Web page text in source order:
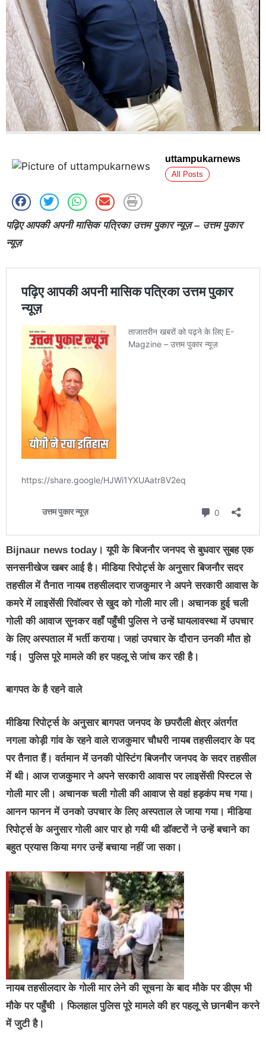
uttampukarnews
All Posts
पढ़िए आपकी अपनी मासिक पत्रिका उत्तम पुकार न्यूज़ – उत्तम पुकार
न्यूज़
Bijnaur news today। यूपी के बिजनौर जनपद से बुधवार सुबह एक
सनसनीखेज खबर आई है। मीडिया रिपोर्ट्स के अनुसार बिजनौर सदर
तहसील में तैनात नायब तहसीलदार राजकुमार ने अपने सरकारी आवास के
कमरे में लाइसेंसी रिवॉल्वर से खुद को गोली मार ली। अचानक हुई चली
गोली की आवाज सुनकर वहाँ पहुँची पुलिस ने उन्हें घायलावस्था में उपचार
के लिए अस्पताल में भर्ती कराया। जहां उपचार के दौरान उनकी मौत हो
गई। पुलिस पूरे मामले की हर पहलू से जांच कर रही है।
बागपत के है रहने वाले
मीडिया रिपोर्ट्स के अनुसार बागपत जनपद के छपरौली क्षेत्र अंतर्गत
नगला कोड़ी गांव के रहने वाले राजकुमार चौधरी नायब तहसीलदार के पद
पर तैनात हैं। वर्तमान में उनकी पोस्टिंग बिजनौर जनपद के सदर तहसील
में थी। आज राजकुमार ने अपने सरकारी आवास पर लाइसेंसी पिस्टल से
गोली मार ली। अचानक चली गोली की आवाज से वहां हड़कंप मच गया।
आनन फानन में उनको उपचार के लिए अस्पताल ले जाया गया। मीडिया
रिपोर्ट्स के अनुसार गोली आर पार हो गयी थी डॉक्टरों ने उन्हें बचाने का
बहुत प्रयास किया मगर उन्हें बचाया नहीं जा सका।
नायब तहसीलदार के गोली मार लेने की सूचना के बाद मौके पर डीएम भी
मौके पर पहुँची । फिलहाल पुलिस पूरे मामले की हर पहलू से छानबीन करने
में जुटी है।